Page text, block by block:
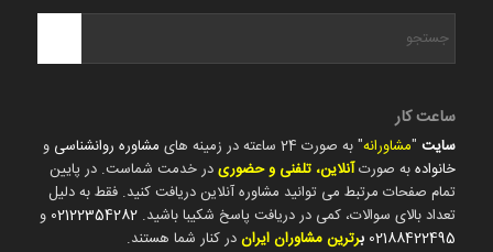
ساعت کار
سایت"مشاورانه" به صورت 24 ساعته در زمینه های مشاوره روانشناسی و
خانوادهبه صورتآنلاین، تلفنی و حضوریدر خدمت شماست. در پایین
تمام صفحات مرتبط می توانید مشاوره آنلاین دریافت کنید. فقط به دلیل
تعداد بالای سوالات، کمی در دریافت پاسخ شکیبا باشید. 02122354282 و
02188422495 برترین مشاوران ایراندر کنار شما هستند.